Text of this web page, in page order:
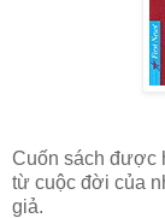
Cuốn sách được
từ cuộc đời của
giả.